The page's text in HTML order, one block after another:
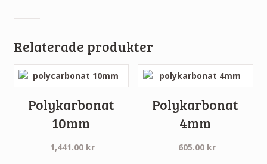
Relaterade produkter
Polykarbonat
10mm
1,441.00 kr
Polykarbonat
4mm
605.00 kr